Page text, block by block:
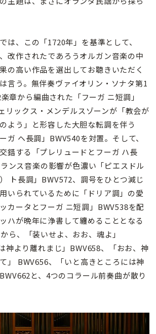
は、この「1720年」を基準として、
改作されたであろうオルガン音楽の中
の高い作品を選出してお聴きいただく
言う。無伴奏ヴァイオリン・ソナタ第1
章から編曲された「フーガ ニ短調」
リックス・メンデルスゾーンが「教会が
よう」と形容した大胆な転調を伴う
ガ ヘ長調」BWV540を対置。そして、
錯する「プレリュードとフーガ ハ長
ンス音楽の影響が色濃い「ピエスドル
ト長調」BWV572、調号をひとつ減じ
いられているために「ドリア調」の愛
カータとフーガ ニ短調」BWV538を配
ハが晩年に浄書して纏めることとなる
ら、「装いせよ、おお、魂よ」
神より離れまじ」BWV658、「おお、神
」 BWV656、「いと高きところには神
と、4つのコラール前奏曲が散り